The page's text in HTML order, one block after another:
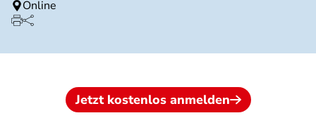
Online
Jetzt kostenlos anmelden